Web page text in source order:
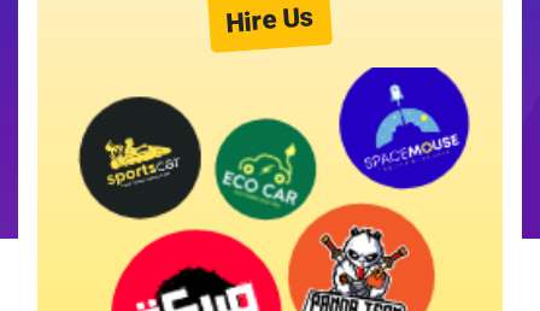
Hire Us